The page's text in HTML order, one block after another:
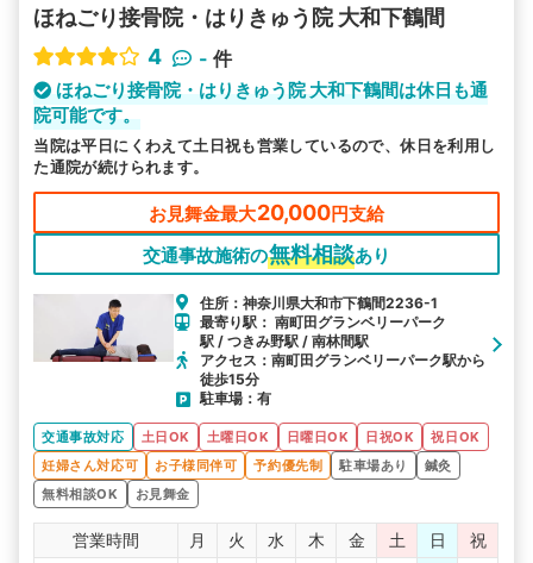
ほねごり接骨院・はりきゅう院 大和下鶴間
4
- 件
ほねごり接骨院・はりきゅう院 大和下鶴間は休日も通
院可能です。
当院は平日にくわえて土日祝も営業しているので、休日を利用し
た通院が続けられます。
お見舞金最大20,000円支給
交通事故施術の無料相談あり
住所：神奈川県大和市下鶴間2236-1
最寄り駅： 南町田グランベリーパーク
駅 / つきみ野駅 / 南林間駅
アクセス：南町田グランベリーパーク駅から
徒歩15分
駐車場：有
交通事故対応 土日OK 土曜日OK 日曜日OK 日祝OK
祝日OK
妊婦さん対応可
お子様同伴可 予約優先制 駐車場あり
鍼灸
無料相談OK
お見舞金
営業時間 月 火 水 木 金 土 日
祝